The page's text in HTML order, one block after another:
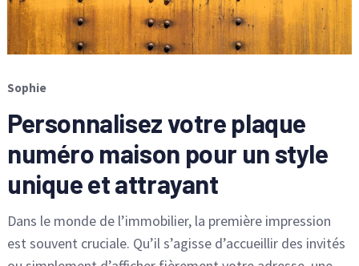
Sophie
Personnalisez votre plaque
numéro maison pour un style
unique et attrayant
Dans le monde de l’immobilier, la première impression
est souvent cruciale. Qu’il s’agisse d’accueillir des invités